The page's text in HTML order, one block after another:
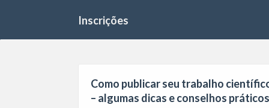
Inscrições
Como publicar seu trabalho
– algumas dicas e conselhos práticos